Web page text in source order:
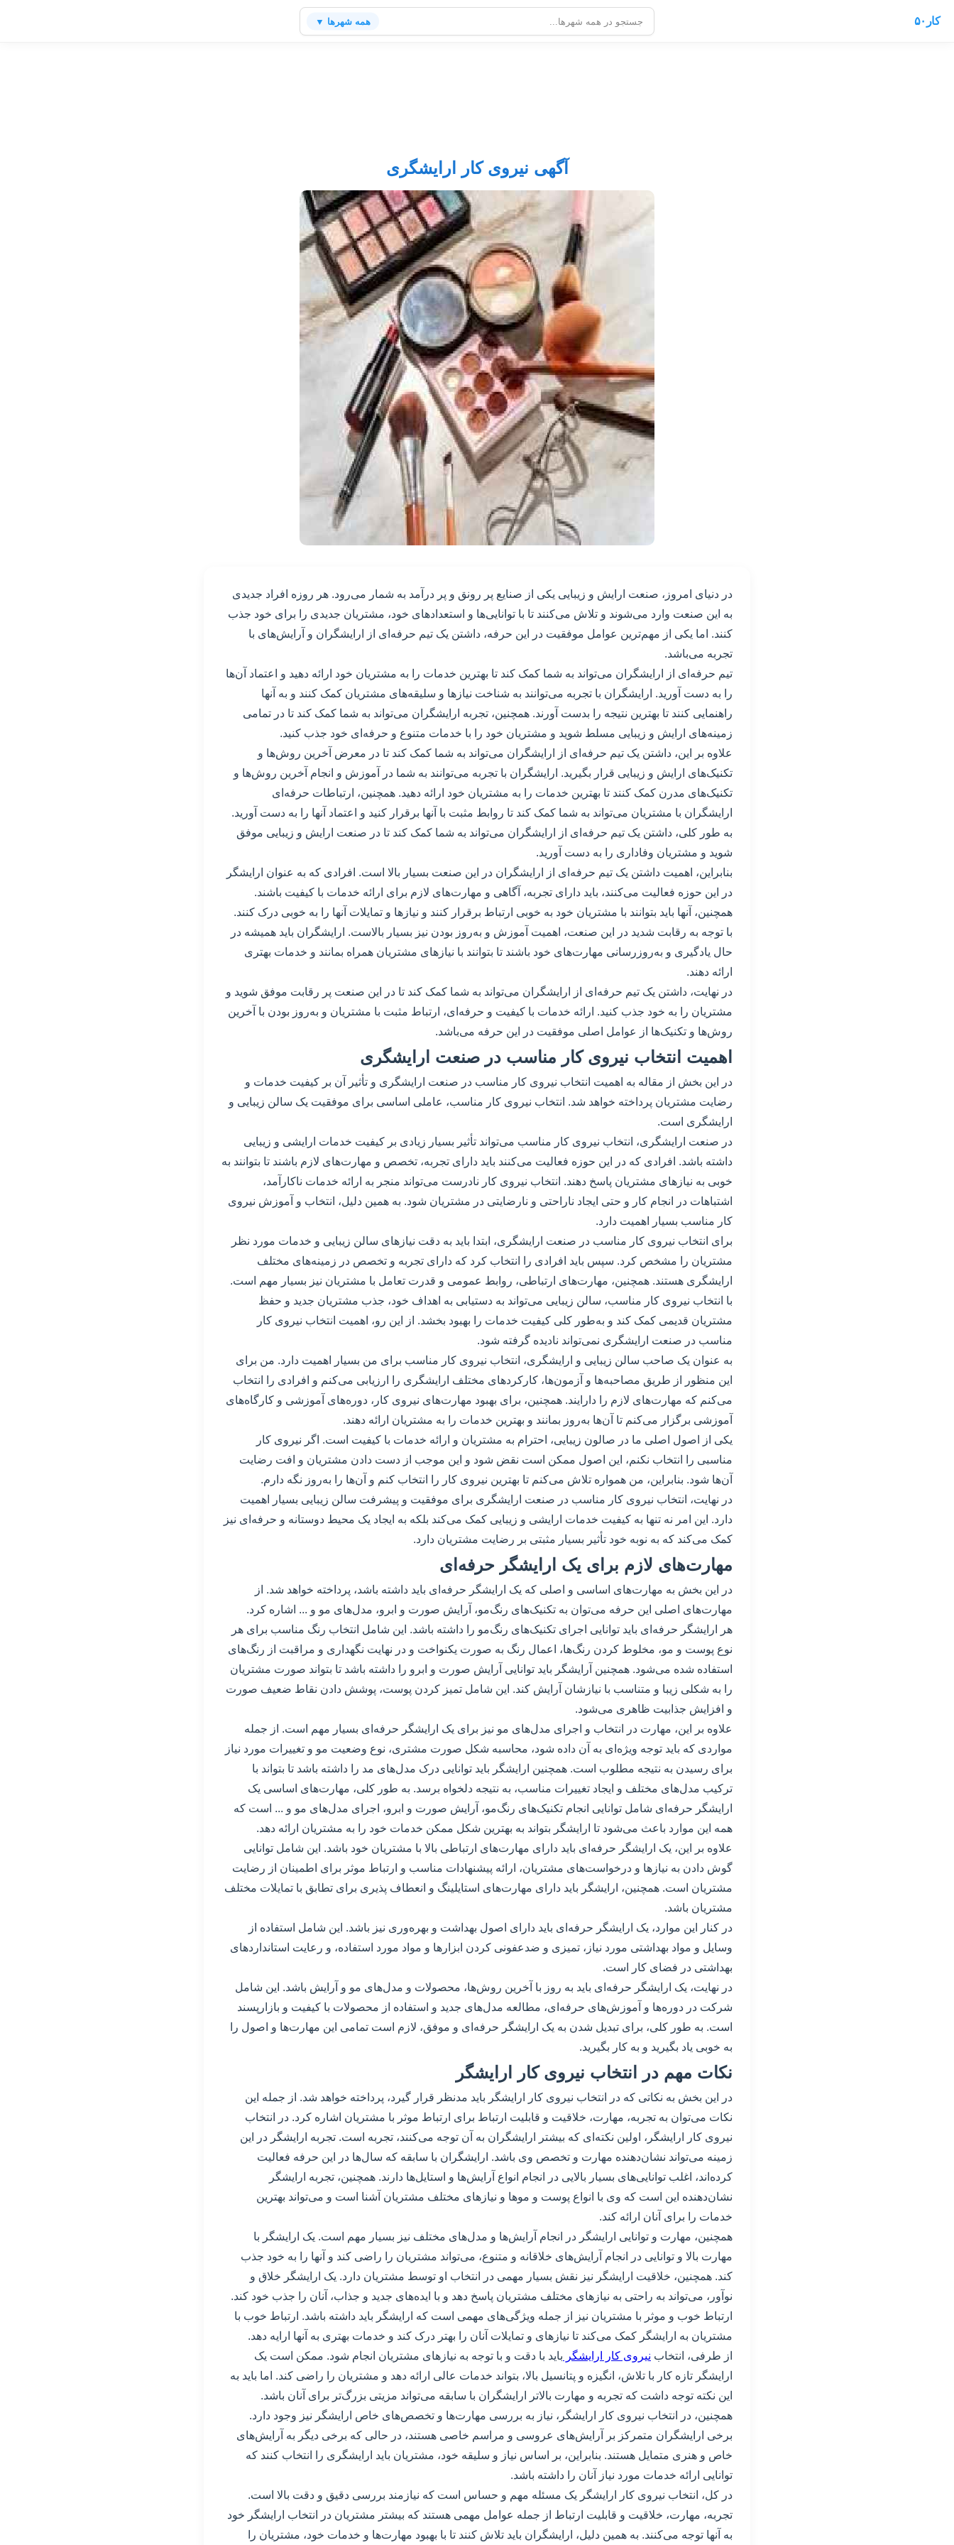
کار۵۰ همه شهرها ▼
آگهی نیروی کار ارایشگری
در دنیای امروز، صنعت ارایش و زیبایی یکی از صنایع پر رونق و پر درآمد به شمار می‌رود. هر روزه افراد جدیدی
به این صنعت وارد می‌شوند و تلاش می‌کنند تا با توانایی‌ها و استعدادهای خود، مشتریان جدیدی را برای خود جذب
کنند. اما یکی از مهم‌ترین عوامل موفقیت در این حرفه، داشتن یک تیم حرفه‌ای از ارایشگران و آرایش‌های با
تجربه می‌باشد.
تیم حرفه‌ای از ارایشگران می‌تواند به شما کمک کند تا بهترین خدمات را به مشتریان خود ارائه دهید و اعتماد آن‌ها
را به دست آورید. ارایشگران با تجربه می‌توانند به شناخت نیازها و سلیقه‌های مشتریان کمک کنند و به آنها
راهنمایی کنند تا بهترین نتیجه را بدست آورند. همچنین، تجربه ارایشگران می‌تواند به شما کمک کند تا در تمامی
زمینه‌های ارایش و زیبایی مسلط شوید و مشتریان خود را با خدمات متنوع و حرفه‌ای خود جذب کنید.
علاوه بر این، داشتن یک تیم حرفه‌ای از ارایشگران می‌تواند به شما کمک کند تا در معرض آخرین روش‌ها و
تکنیک‌های ارایش و زیبایی قرار بگیرید. ارایشگران با تجربه می‌توانند به شما در آموزش و انجام آخرین روش‌ها و
تکنیک‌های مدرن کمک کنند تا بهترین خدمات را به مشتریان خود ارائه دهید. همچنین، ارتباطات حرفه‌ای
ارایشگران با مشتریان می‌تواند به شما کمک کند تا روابط مثبت با آنها برقرار کنید و اعتماد آنها را به دست آورید.
به طور کلی، داشتن یک تیم حرفه‌ای از ارایشگران می‌تواند به شما کمک کند تا در صنعت ارایش و زیبایی موفق
شوید و مشتریان وفاداری را به دست آورید.
بنابراین، اهمیت داشتن یک تیم حرفه‌ای از ارایشگران در این صنعت بسیار بالا است. افرادی که به عنوان ارایشگر
در این حوزه فعالیت می‌کنند، باید دارای تجربه، آگاهی و مهارت‌های لازم برای ارائه خدمات با کیفیت باشند.
همچنین، آنها باید بتوانند با مشتریان خود به خوبی ارتباط برقرار کنند و نیازها و تمایلات آنها را به خوبی درک کنند.
با توجه به رقابت شدید در این صنعت، اهمیت آموزش و به‌روز بودن نیز بسیار بالاست. ارایشگران باید همیشه در
حال یادگیری و به‌روزرسانی مهارت‌های خود باشند تا بتوانند با نیازهای مشتریان همراه بمانند و خدمات بهتری
ارائه دهند.
در نهایت، داشتن یک تیم حرفه‌ای از ارایشگران می‌تواند به شما کمک کند تا در این صنعت پر رقابت موفق شوید و
مشتریان را به خود جذب کنید. ارائه خدمات با کیفیت و حرفه‌ای، ارتباط مثبت با مشتریان و به‌روز بودن با آخرین
روش‌ها و تکنیک‌ها از عوامل اصلی موفقیت در این حرفه می‌باشد.
اهمیت انتخاب نیروی کار مناسب در صنعت ارایشگری
در این بخش از مقاله به اهمیت انتخاب نیروی کار مناسب در صنعت ارایشگری و تأثیر آن بر کیفیت خدمات و
رضایت مشتریان پرداخته خواهد شد. انتخاب نیروی کار مناسب، عاملی اساسی برای موفقیت یک سالن زیبایی و
ارایشگری است.
در صنعت ارایشگری، انتخاب نیروی کار مناسب می‌تواند تأثیر بسیار زیادی بر کیفیت خدمات ارایشی و زیبایی
داشته باشد. افرادی که در این حوزه فعالیت می‌کنند باید دارای تجربه، تخصص و مهارت‌های لازم باشند تا بتوانند به
خوبی به نیازهای مشتریان پاسخ دهند. انتخاب نیروی کار نادرست می‌تواند منجر به ارائه خدمات ناکارآمد،
اشتباهات در انجام کار و حتی ایجاد ناراحتی و نارضایتی در مشتریان شود. به همین دلیل، انتخاب و آموزش نیروی
کار مناسب بسیار اهمیت دارد.
برای انتخاب نیروی کار مناسب در صنعت ارایشگری، ابتدا باید به دقت نیازهای سالن زیبایی و خدمات مورد نظر
مشتریان را مشخص کرد. سپس باید افرادی را انتخاب کرد که دارای تجربه و تخصص در زمینه‌های مختلف
ارایشگری هستند. همچنین، مهارت‌های ارتباطی، روابط عمومی و قدرت تعامل با مشتریان نیز بسیار مهم است.
با انتخاب نیروی کار مناسب، سالن زیبایی می‌تواند به دستیابی به اهداف خود، جذب مشتریان جدید و حفظ
مشتریان قدیمی کمک کند و به‌طور کلی کیفیت خدمات را بهبود بخشد. از این رو، اهمیت انتخاب نیروی کار
مناسب در صنعت ارایشگری نمی‌تواند نادیده گرفته شود.
به عنوان یک صاحب سالن زیبایی و ارایشگری، انتخاب نیروی کار مناسب برای من بسیار اهمیت دارد. من برای
این منظور از طریق مصاحبه‌ها و آزمون‌ها، کارکردهای مختلف ارایشگری را ارزیابی می‌کنم و افرادی را انتخاب
می‌کنم که مهارت‌های لازم را دارایند. همچنین، برای بهبود مهارت‌های نیروی کار، دوره‌های آموزشی و کارگاه‌های
آموزشی برگزار می‌کنم تا آن‌ها به‌روز بمانند و بهترین خدمات را به مشتریان ارائه دهند.
یکی از اصول اصلی ما در صالون زیبایی، احترام به مشتریان و ارائه خدمات با کیفیت است. اگر نیروی کار
مناسبی را انتخاب نکنم، این اصول ممکن است نقض شود و این موجب از دست دادن مشتریان و افت رضایت
آن‌ها شود. بنابراین، من همواره تلاش می‌کنم تا بهترین نیروی کار را انتخاب کنم و آن‌ها را به‌روز نگه دارم.
در نهایت، انتخاب نیروی کار مناسب در صنعت ارایشگری برای موفقیت و پیشرفت سالن زیبایی بسیار اهمیت
دارد. این امر نه تنها به کیفیت خدمات ارایشی و زیبایی کمک می‌کند بلکه به ایجاد یک محیط دوستانه و حرفه‌ای نیز
کمک می‌کند که به نوبه خود تأثیر بسیار مثبتی بر رضایت مشتریان دارد.
مهارت‌های لازم برای یک ارایشگر حرفه‌ای
در این بخش به مهارت‌های اساسی و اصلی که یک ارایشگر حرفه‌ای باید داشته باشد، پرداخته خواهد شد. از
مهارت‌های اصلی این حرفه می‌توان به تکنیک‌های رنگ‌مو، آرایش صورت و ابرو، مدل‌های مو و ... اشاره کرد.
هر ارایشگر حرفه‌ای باید توانایی اجرای تکنیک‌های رنگ‌مو را داشته باشد. این شامل انتخاب رنگ مناسب برای هر
نوع پوست و مو، مخلوط کردن رنگ‌ها، اعمال رنگ به صورت یکنواخت و در نهایت نگهداری و مراقبت از رنگ‌های
استفاده شده می‌شود. همچنین آرایشگر باید توانایی آرایش صورت و ابرو را داشته باشد تا بتواند صورت مشتریان
را به شکلی زیبا و متناسب با نیازشان آرایش کند. این شامل تمیز کردن پوست، پوشش دادن نقاط ضعیف صورت
و افزایش جذابیت ظاهری می‌شود.
علاوه بر این، مهارت در انتخاب و اجرای مدل‌های مو نیز برای یک ارایشگر حرفه‌ای بسیار مهم است. از جمله
مواردی که باید توجه ویژه‌ای به آن داده شود، محاسبه شکل صورت مشتری، نوع وضعیت مو و تغییرات مورد نیاز
برای رسیدن به نتیجه مطلوب است. همچنین ارایشگر باید توانایی درک مدل‌های مد را داشته باشد تا بتواند با
ترکیب مدل‌های مختلف و ایجاد تغییرات مناسب، به نتیجه دلخواه برسد. به طور کلی، مهارت‌های اساسی یک
ارایشگر حرفه‌ای شامل توانایی انجام تکنیک‌های رنگ‌مو، آرایش صورت و ابرو، اجرای مدل‌های مو و ... است که
همه این موارد باعث می‌شود تا ارایشگر بتواند به بهترین شکل ممکن خدمات خود را به مشتریان ارائه دهد.
علاوه بر این، یک ارایشگر حرفه‌ای باید دارای مهارت‌های ارتباطی بالا با مشتریان خود باشد. این شامل توانایی
گوش دادن به نیازها و درخواست‌های مشتریان، ارائه پیشنهادات مناسب و ارتباط موثر برای اطمینان از رضایت
مشتریان است. همچنین، ارایشگر باید دارای مهارت‌های استایلینگ و انعطاف پذیری برای تطابق با تمایلات مختلف
مشتریان باشد.
در کنار این موارد، یک ارایشگر حرفه‌ای باید دارای اصول بهداشت و بهره‌وری نیز باشد. این شامل استفاده از
وسایل و مواد بهداشتی مورد نیاز، تمیزی و ضدعفونی کردن ابزارها و مواد مورد استفاده، و رعایت استانداردهای
بهداشتی در فضای کار است.
در نهایت، یک ارایشگر حرفه‌ای باید به روز با آخرین روش‌ها، محصولات و مدل‌های مو و آرایش باشد. این شامل
شرکت در دوره‌ها و آموزش‌های حرفه‌ای، مطالعه مدل‌های جدید و استفاده از محصولات با کیفیت و بازارپسند
است. به طور کلی، برای تبدیل شدن به یک ارایشگر حرفه‌ای و موفق، لازم است تمامی این مهارت‌ها و اصول را
به خوبی یاد بگیرید و به کار بگیرید.
نکات مهم در انتخاب نیروی کار ارایشگر
در این بخش به نکاتی که در انتخاب نیروی کار ارایشگر باید مدنظر قرار گیرد، پرداخته خواهد شد. از جمله این
نکات می‌توان به تجربه، مهارت، خلاقیت و قابلیت ارتباط برای ارتباط موثر با مشتریان اشاره کرد. در انتخاب
نیروی کار ارایشگر، اولین نکته‌ای که بیشتر ارایشگران به آن توجه می‌کنند، تجربه است. تجربه ارایشگر در این
زمینه می‌تواند نشان‌دهنده مهارت و تخصص وی باشد. ارایشگران با سابقه که سال‌ها در این حرفه فعالیت
کرده‌اند، اغلب توانایی‌های بسیار بالایی در انجام انواع آرایش‌ها و استایل‌ها دارند. همچنین، تجربه ارایشگر
نشان‌دهنده این است که وی با انواع پوست و موها و نیازهای مختلف مشتریان آشنا است و می‌تواند بهترین
خدمات را برای آنان ارائه کند.
همچنین، مهارت و توانایی ارایشگر در انجام آرایش‌ها و مدل‌های مختلف نیز بسیار مهم است. یک ارایشگر با
مهارت بالا و توانایی در انجام آرایش‌های خلاقانه و متنوع، می‌تواند مشتریان را راضی کند و آنها را به خود جذب
کند. همچنین، خلاقیت ارایشگر نیز نقش بسیار مهمی در انتخاب او توسط مشتریان دارد. یک ارایشگر خلاق و
نوآور، می‌تواند به راحتی به نیازهای مختلف مشتریان پاسخ دهد و با ایده‌های جدید و جذاب، آنان را جذب خود کند.
ارتباط خوب و موثر با مشتریان نیز از جمله ویژگی‌های مهمی است که ارایشگر باید داشته باشد. ارتباط خوب با
مشتریان به ارایشگر کمک می‌کند تا نیازهای و تمایلات آنان را بهتر درک کند و خدمات بهتری به آنها ارایه دهد.
از طرفی، انتخاب نیروی کار ارایشگر باید با دقت و با توجه به نیازهای مشتریان انجام شود. ممکن است یک
ارایشگر تازه کار با تلاش، انگیزه و پتانسیل بالا، بتواند خدمات عالی ارائه دهد و مشتریان را راضی کند. اما باید به
این نکته توجه داشت که تجربه و مهارت بالاتر ارایشگران با سابقه می‌تواند مزیتی بزرگ‌تر برای آنان باشد.
همچنین، در انتخاب نیروی کار ارایشگر، نیاز به بررسی مهارت‌ها و تخصص‌های خاص ارایشگر نیز وجود دارد.
برخی ارایشگران متمرکز بر آرایش‌های عروسی و مراسم خاصی هستند، در حالی که برخی دیگر به آرایش‌های
خاص و هنری متمایل هستند. بنابراین، بر اساس نیاز و سلیقه خود، مشتریان باید ارایشگری را انتخاب کنند که
توانایی ارائه خدمات مورد نیاز آنان را داشته باشد.
در کل، انتخاب نیروی کار ارایشگر یک مسئله مهم و حساس است که نیازمند بررسی دقیق و دقت بالا است.
تجربه، مهارت، خلاقیت و قابلیت ارتباط از جمله عوامل مهمی هستند که بیشتر مشتریان در انتخاب ارایشگر خود
به آنها توجه می‌کنند. به همین دلیل، ارایشگران باید تلاش کنند تا با بهبود مهارت‌ها و خدمات خود، مشتریان را